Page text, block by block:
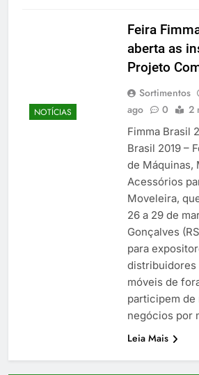
NOTÍCIAS
Feira
aberta as
Projeto
Sortimentos
ago
0 2
Fimma Brasil
Brasil 2019 –
de Máquinas,
Acessórios
Moveleira,
26 a 29 de
Gonçalves
para
distribuidores
móveis de
participem de
negócios por
Leia Mais